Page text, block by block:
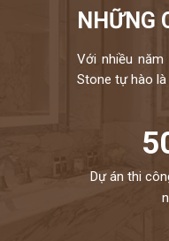
NHỮNG
Với nhiều
Stone tự hào
Dự án thi